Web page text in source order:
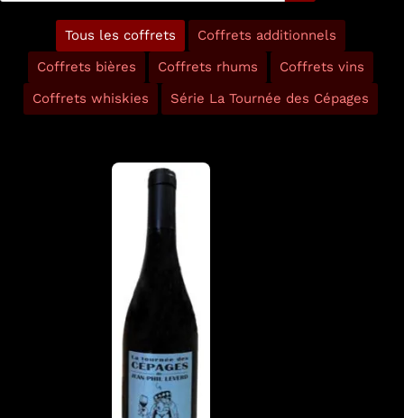
Tous les coffrets
Coffrets additionnels
Coffrets bières
Coffrets rhums
Coffrets vins
Coffrets whiskies
Série La Tournée des Cépages